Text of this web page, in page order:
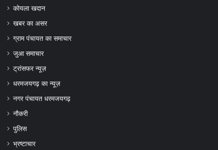
कोयला खदान
खबर का असर
ग्राम पंचायत का समाचार
जुआ समाचार
ट्रांसफर न्यूज़
धरमजयगढ़ का न्यूज़
नगर पंचायत धरमजयगढ़
नौकरी
पुलिस
भ्रष्टाचार